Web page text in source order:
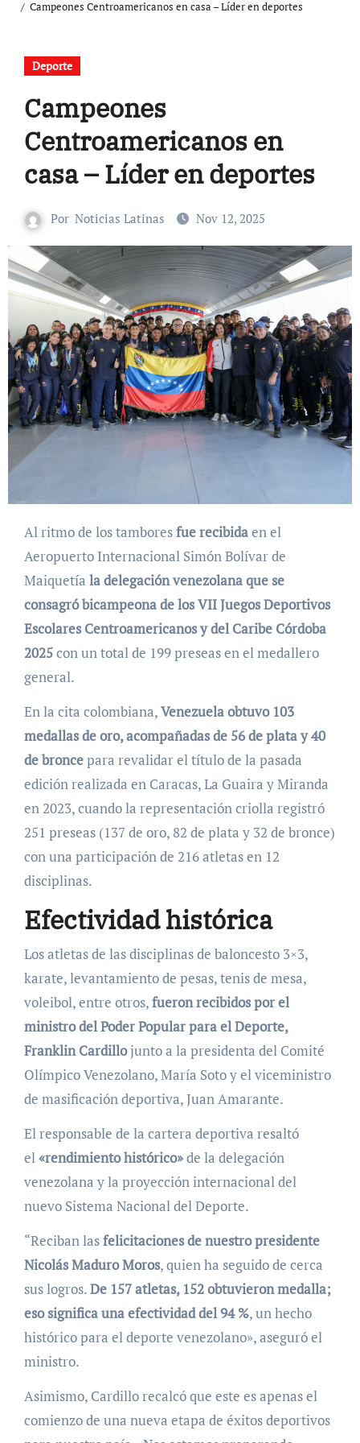
Campeones Centroamericanos en casa – Líder en deportes
Deporte
Campeones
Centroamericanos en
casa – Líder en deportes
Por Noticias Latinas Nov 12, 2025
Al ritmo de los tamboresfue recibidaen el
Aeropuerto Internacional Simón Bolívar de
Maiquetía la delegación venezolana que se
consagró bicampeona de los VII Juegos Deportivos
Escolares Centroamericanos y del Caribe Córdoba
2025con un total de 199 preseas en el medallero
general.
En la cita colombiana,Venezuela obtuvo 103
medallas de oro, acompañadas de 56 de plata y 40
de broncepara revalidar el título de la pasada
edición realizada en Caracas, La Guaira y Miranda
en 2023, cuando la representación criolla registró
251 preseas (137 de oro, 82 de plata y 32 de bronce)
con una participación de 216 atletas en 12
disciplinas.
Efectividad histórica
Los atletas de las disciplinas de baloncesto 3×3,
karate, levantamiento de pesas, tenis de mesa,
voleibol, entre otros,fueron recibidos por el
ministro del Poder Popular para el Deporte,
Franklin Cardillojunto a la presidenta del Comité
Olímpico Venezolano, María Soto y el viceministro
de masificación deportiva, Juan Amarante.
El responsable de la cartera deportiva resaltó
el«rendimiento histórico»de la delegación
venezolana y la proyección internacional del
nuevo Sistema Nacional del Deporte.
“Reciban lasfelicitaciones de nuestro presidente
Nicolás Maduro Moros, quien ha seguido de cerca
sus logros.De 157 atletas, 152 obtuvieron medalla;
eso significa una efectividad del 94 %, un hecho
histórico para el deporte venezolano», aseguró el
ministro.
Asimismo, Cardillo recalcó que este es apenas el
comienzo de una nueva etapa de éxitos deportivos